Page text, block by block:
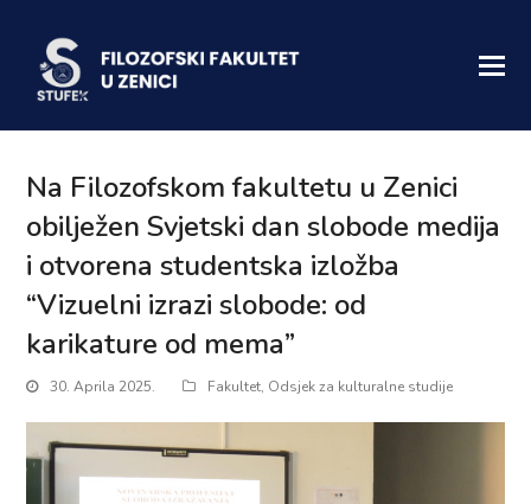
Na Filozofskom fakultetu u Zenici
obilježen Svjetski dan slobode medija
i otvorena studentska izložba
“Vizuelni izrazi slobode: od
karikature od mema”
30. Aprila 2025. Fakultet, Odsjek za kulturalne studije